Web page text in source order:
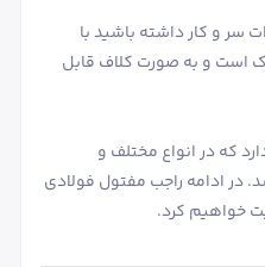
سر و کار داشته باشید با
است و به صورت کلاف قابل
که در انواع مختلف و
در ادامه راجب مفتول فولادی
خواهیم کرد.